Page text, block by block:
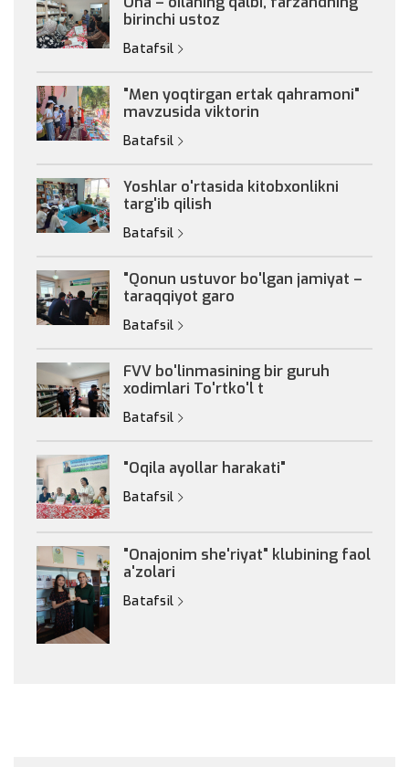
birinchi ustoz
Batafsil
"Men yoqtirgan ertak qahramoni"
mavzusida viktorin
Batafsil
Yoshlar o'rtasida kitobxonlikni
targ'ib qilish
Batafsil
"Qonun ustuvor bo'lgan jamiyat –
taraqqiyot garo
Batafsil
FVV bo'linmasining bir guruh
xodimlari To'rtko'l t
Batafsil
"Oqila ayollar harakati"
Batafsil
"Onajonim she'riyat" klubining faol
a'zolari
Batafsil